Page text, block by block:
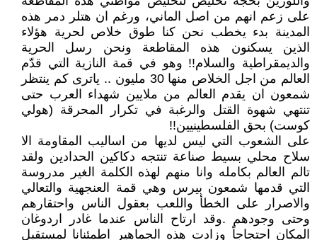
على زعم انهم من اصل الماني، ورغم ان هتلر دمر هذه
المدينة بدء يخطب نحن كنا طوق خلاص لحرية هؤلاء
الذين يسكنون هذه المقاطعة ونحن رسل الحرية
والديمقراطية والسلام!! وهو في قمة النازية التي قدّم
العالم من اجل الخلاص منها 30 مليون .. ياترى كم ينتظر
شمعون ان يقدم العالم من ملايين شهداء العرب حتى
تنتهي شهوة القتل والرغبة في تكرار المحرقة (هولي
كوست) بحق الفلسطينيين!!
على الشعوب التي ليس لديها من اساليب المقاومة الا
سلاح محلي بسيط صناعة تنتجه دكاكين الحدادين ولقد
تالم العالم بكامله وانا منهم لهذه الكلمة الغير مدروسة
التي قدمها شمعون بيرس وهي قمة العنجهية والتعالي
والاصرار على الخطأ واللعب بعقول الناس واحتقارهم
وحتى وجودهم .وقد ارتاح الناس عندما غادر اردوغان
المكان احتجاجاً وزادت هذه الجماهير اطمئنانا لمستقبل